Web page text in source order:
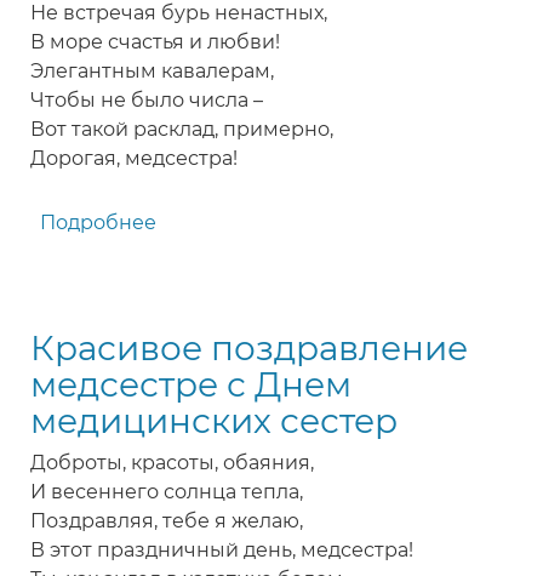
Не встречая бурь ненастных,
В море счастья и любви!
Элегантным кавалерам,
Чтобы не было числа –
Вот такой расклад, примерно,
Дорогая, медсестра!
Подробнее
Днем
медицинских
сестер
в
стихах
Красивое поздравление
медсестре с Днем
медицинских сестер
Доброты, красоты, обаяния,
И весеннего солнца тепла,
Поздравляя, тебе я желаю,
В этот праздничный день, медсестра!